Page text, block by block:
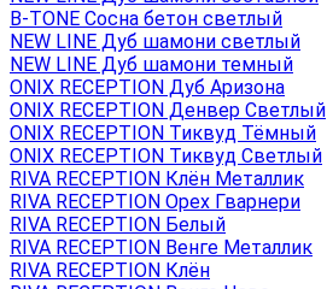
B-TONE Сосна бетон светлый
NEW LINE Дуб шамони светлый
NEW LINE Дуб шамони темный
ONIX RECEPTION Дуб Аризона
ONIX RECEPTION Денвер Светлый
ONIX RECEPTION Тиквуд Тёмный
ONIX RECEPTION Тиквуд Светлый
RIVA RECEPTION Клён Металлик
RIVA RECEPTION Орех Гварнери
RIVA RECEPTION Белый
RIVA RECEPTION Венге Металлик
RIVA RECEPTION Клён